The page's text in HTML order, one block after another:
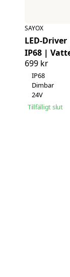
SAYOX
LED-
IP68 |
699 kr
IP68
Dimbar
24V
Tillfälligt slut